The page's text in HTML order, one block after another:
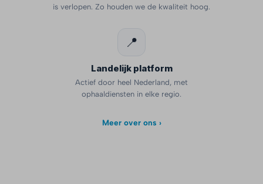
is verlopen. Zo houden we de kwaliteit hoog.
📍
Landelijk platform
Actief door heel Nederland, met
ophaaldiensten in elke regio.
Meer over ons ›